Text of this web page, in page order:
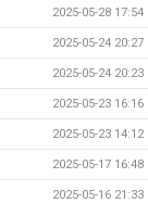
2025-05-28 17:54
2025-05-24 20:27
2025-05-24 20:23
2025-05-23 16:16
2025-05-23 14:12
2025-05-17 16:48
2025-05-16 21:33